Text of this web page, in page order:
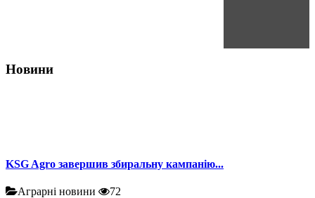
Новини
KSG Agro завершив збиральну кампанію...
Аграрні новини 72